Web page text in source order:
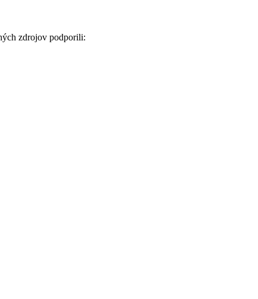
zdrojov podporili: